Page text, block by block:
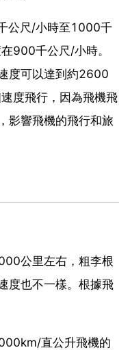
公尺/小時至1000千
900千公尺/小時。
度可以達到約2600
度飛行，因為飛機飛
影響飛機的飛行和旅
公里左右，粗李根
度也不一樣。根據飛
直公升飛機的